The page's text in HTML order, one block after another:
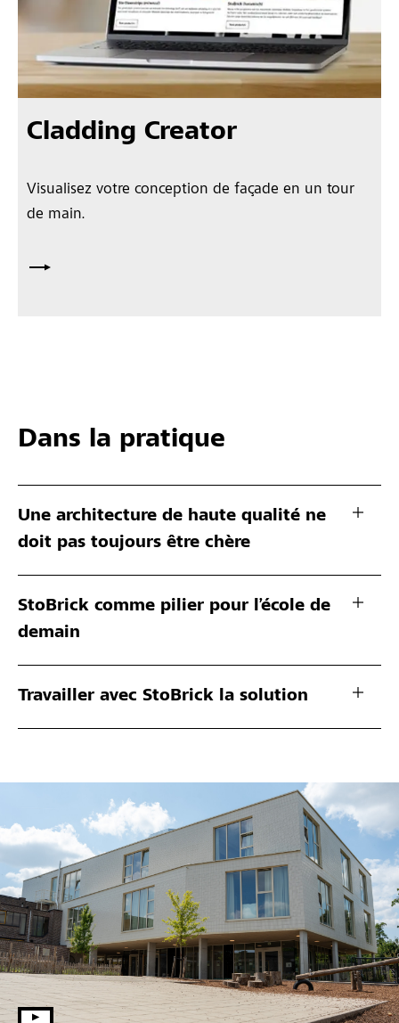
Cladding Creator
Visualisez votre conception de façade en un tour
de main.
Dans la pratique
Une architecture de haute qualité ne
doit pas toujours être chère
StoBrick comme pilier pour l’école de
demain
Travailler avec StoBrick la solution